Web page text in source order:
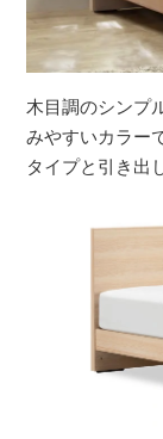
木目調のシンプ
みやすいカラー
タイプと引き出